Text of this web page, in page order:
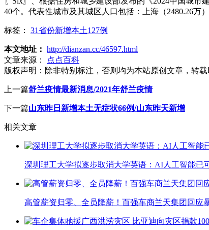
40个。代表性城市及其城区人口包括：上海（2480.26万
标签： 31省份新增本土127例
本文地址： http://dianzan.cc/46597.html
文章来源：
点点百科
版权声明： 除非特别标注，否则均为本站原创文章，转
上一篇舒兰疫情最新消息/2021年舒兰疫情
下一篇山东昨日新增本土无症状66例/山东昨天新增
相关文章
深圳理工大学拟逐步取消大学英语：AI人工智能已
高管薪资归零、全员降薪！百强车商兰天集团回应